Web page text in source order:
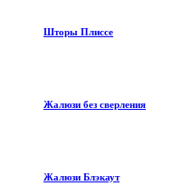
Шторы Плиссе
Жалюзи без сверления
Жалюзи Блэкаут